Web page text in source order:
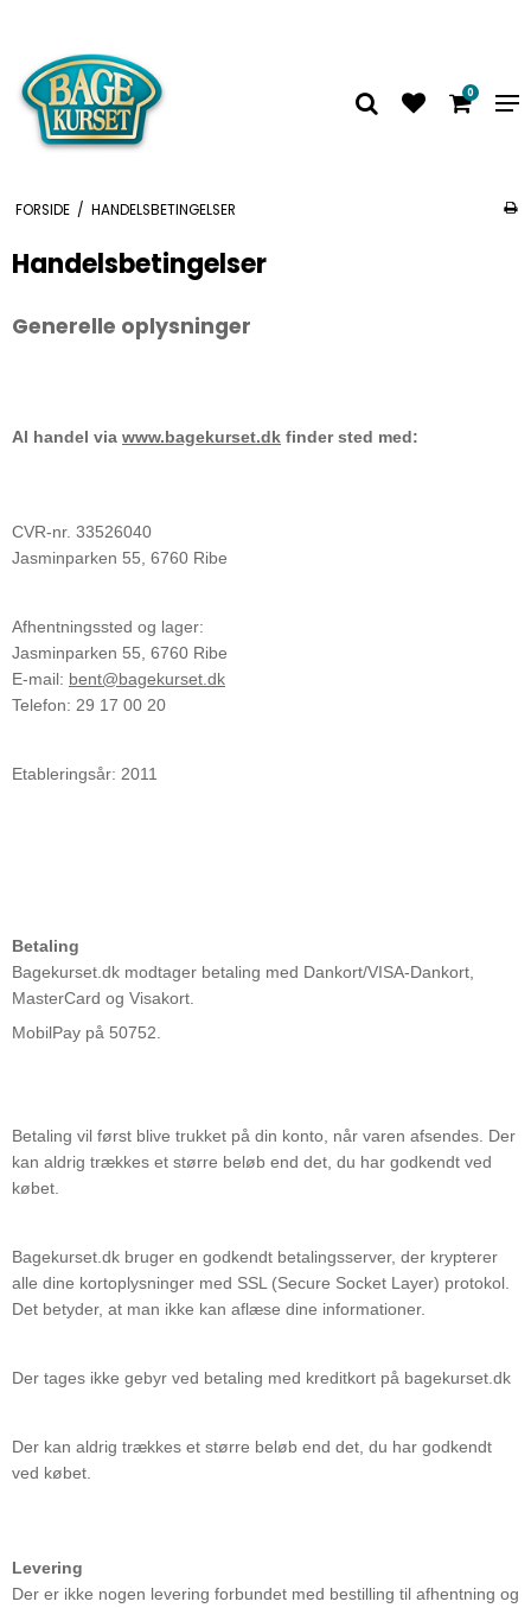
0
FORSIDE / HANDELSBETINGELSER
Handelsbetingelser
Generelle oplysninger
Al handel via www.bagekurset.dk finder sted med:
CVR-nr. 33526040
Jasminparken 55, 6760 Ribe
Afhentningssted og lager:
Jasminparken 55, 6760 Ribe
E-mail: bent@bagekurset.dk
Telefon: 29 17 00 20
Etableringsår: 2011
Betaling
Bagekurset.dk modtager betaling med Dankort/VISA-Dankort,
MasterCard og Visakort.
MobilPay på 50752.
Betaling vil først blive trukket på din konto, når varen afsendes. Der
kan aldrig trækkes et større beløb end det, du har godkendt ved
købet.
Bagekurset.dk bruger en godkendt betalingsserver, der krypterer
alle dine kortoplysninger med SSL (Secure Socket Layer) protokol.
Det betyder, at man ikke kan aflæse dine informationer.
Der tages ikke gebyr ved betaling med kreditkort på bagekurset.dk
Der kan aldrig trækkes et større beløb end det, du har godkendt
ved købet.
Levering
Der er ikke nogen levering forbundet med bestilling til afhentning og